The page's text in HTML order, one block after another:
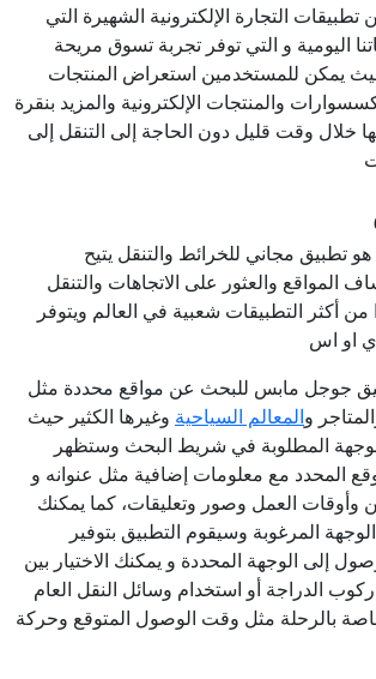
التجارة الإلكترونية الشهيرة التي
اليومية و التي توفر تجربة تسوق مريحة
يمكن للمستخدمين استعراض المنتجات
والمنتجات الإلكترونية والمزيد بنقرة
خلال وقت قليل دون الحاجة إلى التنقل إلى
تطبيق مجاني للخرائط والتنقل يتيح
المواقع والعثور على الاتجاهات والتنقل
من أكثر التطبيقات شعبية في العالم ويتوفر
او اس
جوجل مابس للبحث عن مواقع محددة مثل
والمعالم السياحية وغيرها الكثير حيث
المطلوبة في شريط البحث وستظهر
المحدد مع معلومات إضافية مثل عنوانه و
وأوقات العمل وصور وتعليقات، كما يمكنك
المرغوبة وسيقوم التطبيق بتوفير
إلى الوجهة المحددة و يمكنك الاختيار بين
ركوب الدراجة أو استخدام وسائل النقل العام
بالرحلة مثل وقت الوصول المتوقع وحركة